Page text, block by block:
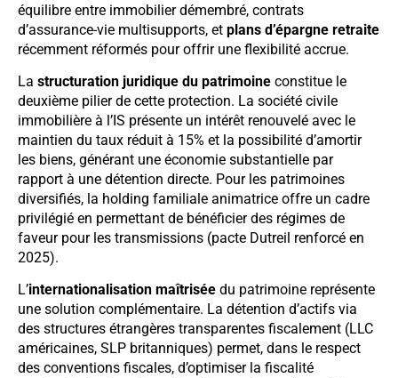
équilibre entre immobilier démembré, contrats
d’assurance-vie multisupports, et plans d’épargne retraite
récemment réformés pour offrir une flexibilité accrue.
La structuration juridique du patrimoine constitue le
deuxième pilier de cette protection. La société civile
immobilière à l’IS présente un intérêt renouvelé avec le
maintien du taux réduit à 15% et la possibilité d’amortir
les biens, générant une économie substantielle par
rapport à une détention directe. Pour les patrimoines
diversifiés, la holding familiale animatrice offre un cadre
privilégié en permettant de bénéficier des régimes de
faveur pour les transmissions (pacte Dutreil renforcé en
2025).
L’internationalisation maîtrisée du patrimoine représente
une solution complémentaire. La détention d’actifs via
des structures étrangères transparentes fiscalement (LLC
américaines, SLP britanniques) permet, dans le respect
des conventions fiscales, d’optimiser la fiscalité